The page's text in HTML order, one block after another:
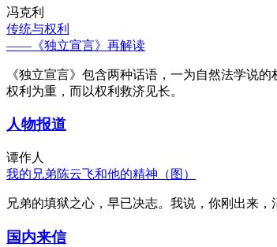
冯克利
传统与权利
——《独立宣言》再解读
《独立宣言》包含两种话语，一为自然法学说
权利为重，而以权利救济见长。
人物报道
谭作人
我的兄弟陈云飞和他的精神（图）
兄弟的填狱之心，早已决志。我说，你刚出来
国内来信